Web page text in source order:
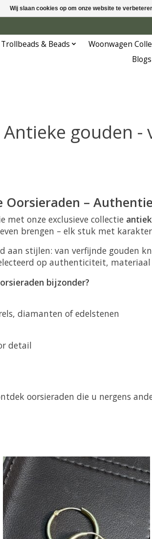
Trollbeads & Beads Woonwagen
Antieke gouden -
–
met onze exclusieve collectie
brengen – elk stuk met
aan stijlen: van verfijnde gouden
op authenticiteit,
bijzonder?
diamanten of edelstenen
detail
oorsieraden die u nergens
Wij slaan cookies op om onze website te